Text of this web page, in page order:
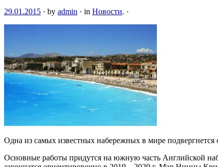
29.01.2015 · by admin · in Новости. ·
Одна из самых известных набережных в мире
Основные работы придутся на южную часть Английской